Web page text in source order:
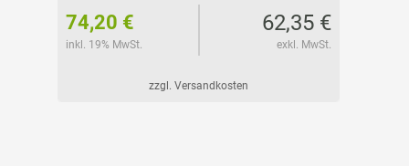
74,20 €
inkl. 19% MwSt.
62,35 €
exkl. MwSt.
zzgl. Versandkosten